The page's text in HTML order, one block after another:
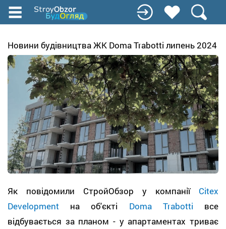
Перейти
содержанию
Новини будівництва ЖК Doma Trabotti липень 202​​​​​​4
Як повідомили СтройОбзор у компанії Citex
Development на об'єкті Doma Trabotti все
відбувається за планом - у апартаментах триває